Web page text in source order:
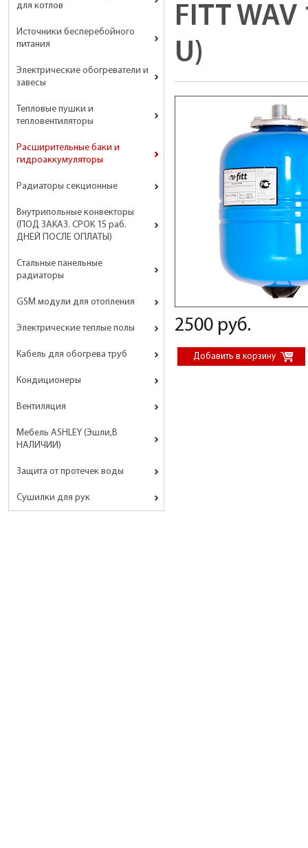
для котлов
Источники бесперебойного
питания
Электрические обогреватели и
завесы
Тепловые пушки и
тепловентиляторы
Расширительные баки и
гидроаккумуляторы
Радиаторы секционные
Внутрипольные конвекторы
(ПОД ЗАКАЗ. СРОК 15 раб.
ДНЕЙ ПОСЛЕ ОПЛАТЫ)
Стальные панельные
радиаторы
GSM модули для отопления
Электрические теплые полы
Кабель для обогрева труб
Кондиционеры
Вентиляция
Мебель ASHLEY (Эшли,В
НАЛИЧИИ)
Защита от протечек воды
Сушилки для рук
FITT
U)
2500 руб.